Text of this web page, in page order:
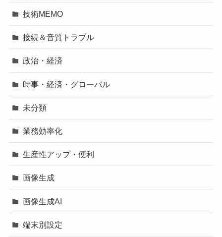
技術MEMO
接続＆音質トラブル
政治・経済
時事・経済・グローバル
未分類
業務効率化
生産性アップ・便利
画像生成
画像生成AI
端末別設定